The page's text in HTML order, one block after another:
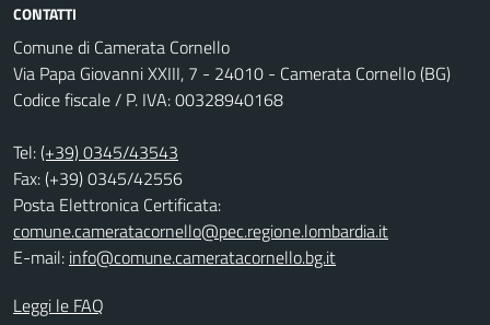
CONTATTI
Comune di Camerata Cornello
Via Papa Giovanni XXIII, 7 - 24010 - Camerata Cornello (BG)
Codice fiscale / P. IVA: 00328940168
Tel:(+39) 0345/43543
Fax: (+39) 0345/42556
Posta Elettronica Certificata:
comune.cameratacornello@pec.regione.lombardia.it
E-mail: info@comune.cameratacornello.bg.it
Leggi le FAQ